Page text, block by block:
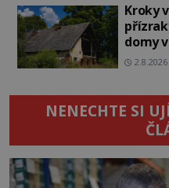
Kroky
domy
2.8.2026
NENECHTE SI